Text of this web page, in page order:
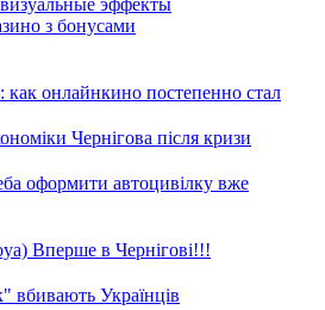
з бонусами
онлайнкино постепенно стал
Чернігова після кризи
оформити автоцивілку вже
Вперше в Чернігові!!!
Українців